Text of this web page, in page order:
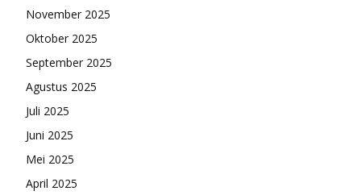
November 2025
Oktober 2025
September 2025
Agustus 2025
Juli 2025
Juni 2025
Mei 2025
April 2025